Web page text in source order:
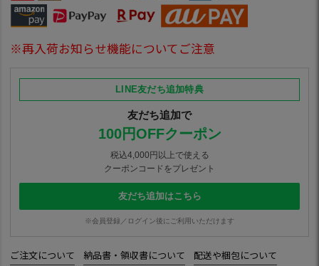
※再入荷お知らせ機能についてご注意
LINE友だち追加特典
友だち追加で
100円OFFクーポン
税込4,000円以上で使える
クーポンコードをプレゼント
友だち追加はこちら
※会員登録／ログイン後にご利用いただけます
ご注文について 納品書・領収書について 配送や梱包について